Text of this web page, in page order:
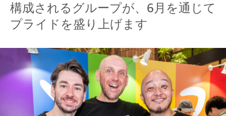
構成されるグループが、6月を通じて
プライドを盛り上げます